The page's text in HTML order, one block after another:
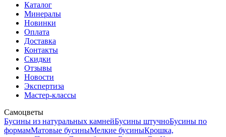
Каталог
Минералы
Новинки
Оплата
Доставка
Контакты
Скидки
Отзывы
Новости
Экспертиза
Мастер-классы
Самоцветы
Бусины из натуральных камнейБусины штучноБусины по
формамМатовые бусиныМелкие бусиныКрошка,